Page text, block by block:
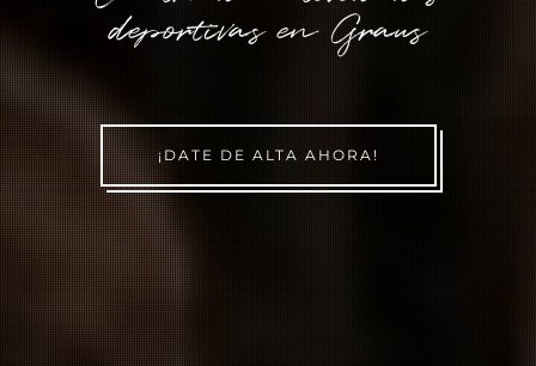
deportivas en Graus
¡DATE DE ALTA AHORA!